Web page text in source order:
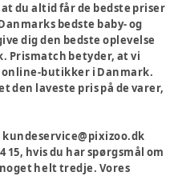
du altid får de bedste priser
bedste baby- og
dig den bedste oplevelse
Prismatch betyder, at vi
online-butikker i Danmark.
den laveste pris på de varer,
15, hvis du har spørgsmål om
helt tredje. Vores